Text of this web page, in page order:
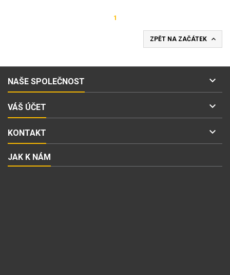
1
ZPĚT NA ZAČÁTEK 
NAŠE SPOLEČNOST 
VÁŠ ÚČET 
KONTAKT 
JAK K NÁM